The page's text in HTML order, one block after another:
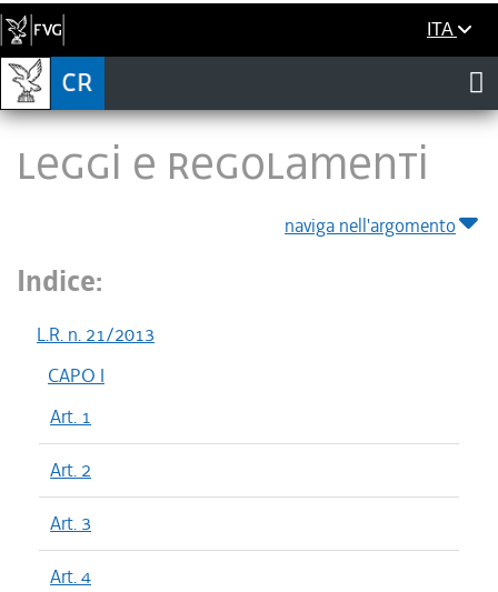
ITA
LEGGI E REGOLAMENTI
naviga nell'argomento
Indice:
L.R. n. 21/2013
CAPO I
Art. 1
Art. 2
Art. 3
Art. 4